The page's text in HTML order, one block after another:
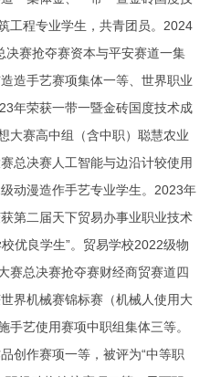
工程专业学生，共青团员。2024
赛抢夺赛资本与平安赛道一集
造手艺赛项集体一等、世界职业
年荣获一带一暨金砖国度技术成
大赛高中组（含中职）聪慧农业
总决赛人工智能与边沿计较使用
动漫造作手艺专业学生。2023年
第二届天下贸易办事业职业技术
优良学生”。贸易学校2022级物
赛总决赛抢夺赛财经商贸赛道四
界机械赛锦标赛（机械人使用大
艺使用赛项中职组集体三等。
创作赛项一等，被评为“中等职